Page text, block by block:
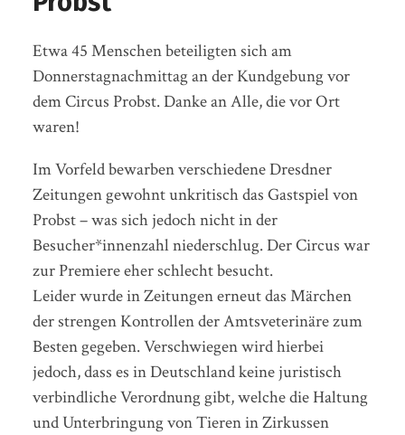
Etwa 45 Menschen beteiligten sich am
Donnerstagnachmittag an der Kundgebung vor
dem Circus Probst. Danke an Alle, die vor Ort
waren!
Im Vorfeld bewarben verschiedene Dresdner
Zeitungen gewohnt unkritisch das Gastspiel von
Probst – was sich jedoch nicht in der
Besucher*innenzahl niederschlug. Der Circus war
zur Premiere eher schlecht besucht.
Leider wurde in Zeitungen erneut das Märchen
der strengen Kontrollen der Amtsveterinäre zum
Besten gegeben. Verschwiegen wird hierbei
jedoch, dass es in Deutschland keine juristisch
verbindliche Verordnung gibt, welche die Haltung
und Unterbringung von Tieren in Zirkussen